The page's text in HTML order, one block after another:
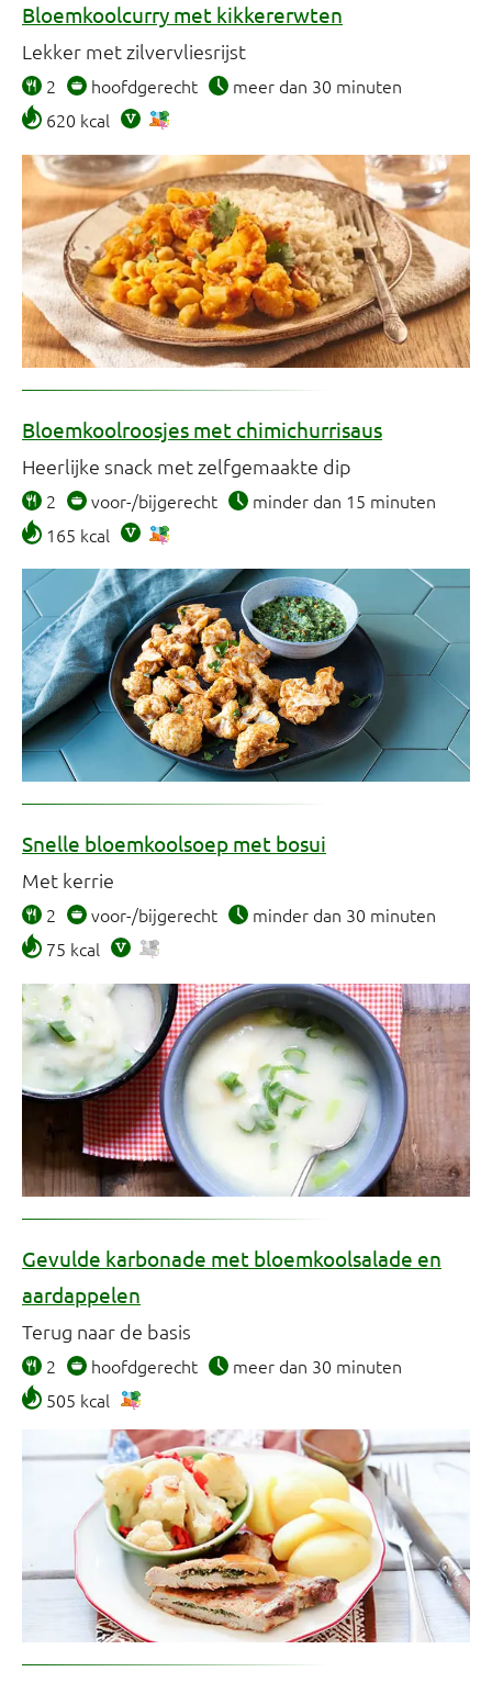
Bloemkoolcurry met kikkererwten
Lekker met zilvervliesrijst
2 hoofdgerecht
meer dan 30 minuten
620 kcal
Bloemkoolroosjes met chimichurrisaus
Heerlijke snack met zelfgemaakte dip
2 voor-/bijgerecht
minder dan 15 minuten
165 kcal
Snelle bloemkoolsoep met bosui
Met kerrie
2 voor-/bijgerecht
minder dan 30 minuten
75 kcal
Gevulde karbonade met bloemkoolsalade en
aardappelen
Terug naar de basis
2 hoofdgerecht
meer dan 30 minuten
505 kcal